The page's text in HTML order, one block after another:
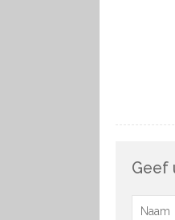
Geef